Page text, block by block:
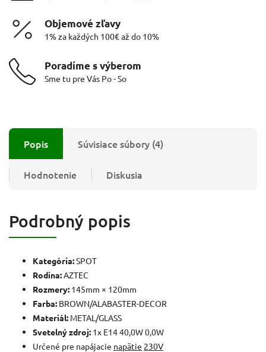
Objemové zľavy
1% za každých 100€ až do 10%
Poradíme s výberom
Sme tu pre Vás Po - So
Popis Súvisiace súbory (4)
Hodnotenie Diskusia
Podrobný popis
Kategória:SPOT
Rodina: AZTEC
Rozmery: 145mm × 120mm
Farba: BROWN/ALABASTER-DECOR
Materiál: METAL/GLASS
Svetelný zdroj: 1x E14 40,0W 0,0W
Určené pre napájacie napätie 230V